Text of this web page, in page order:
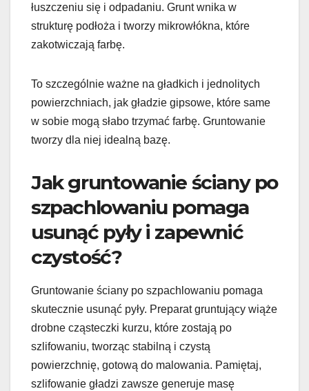
łuszczeniu się i odpadaniu. Grunt wnika w
strukturę podłoża i tworzy mikrowłókna, które
zakotwiczają farbę.
To szczególnie ważne na gładkich i jednolitych
powierzchniach, jak gładzie gipsowe, które same
w sobie mogą słabo trzymać farbę. Gruntowanie
tworzy dla niej idealną bazę.
Jak gruntowanie ściany po
szpachlowaniu pomaga
usunąć pyły i zapewnić
czystość?
Gruntowanie ściany po szpachlowaniu pomaga
skutecznie usunąć pyły. Preparat gruntujący wiąże
drobne cząsteczki kurzu, które zostają po
szlifowaniu, tworząc stabilną i czystą
powierzchnię, gotową do malowania. Pamiętaj,
szlifowanie gładzi zawsze generuje masę